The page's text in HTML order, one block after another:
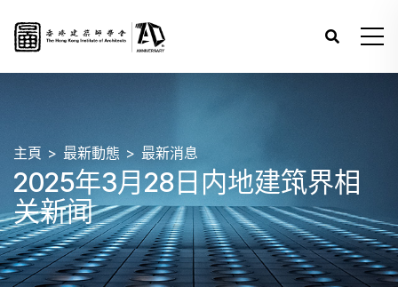
主頁 最新動態 最新消息
2025年3月28日内地建筑界相
关新闻